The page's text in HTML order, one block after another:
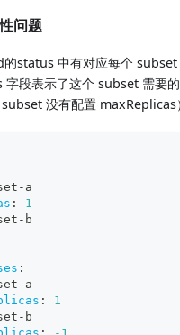
问题
status 中有对应每个
段表示了这个 subset 需要
没有配置 maxReplicas
- a
:
1
- b
:
- a
:
1
- b